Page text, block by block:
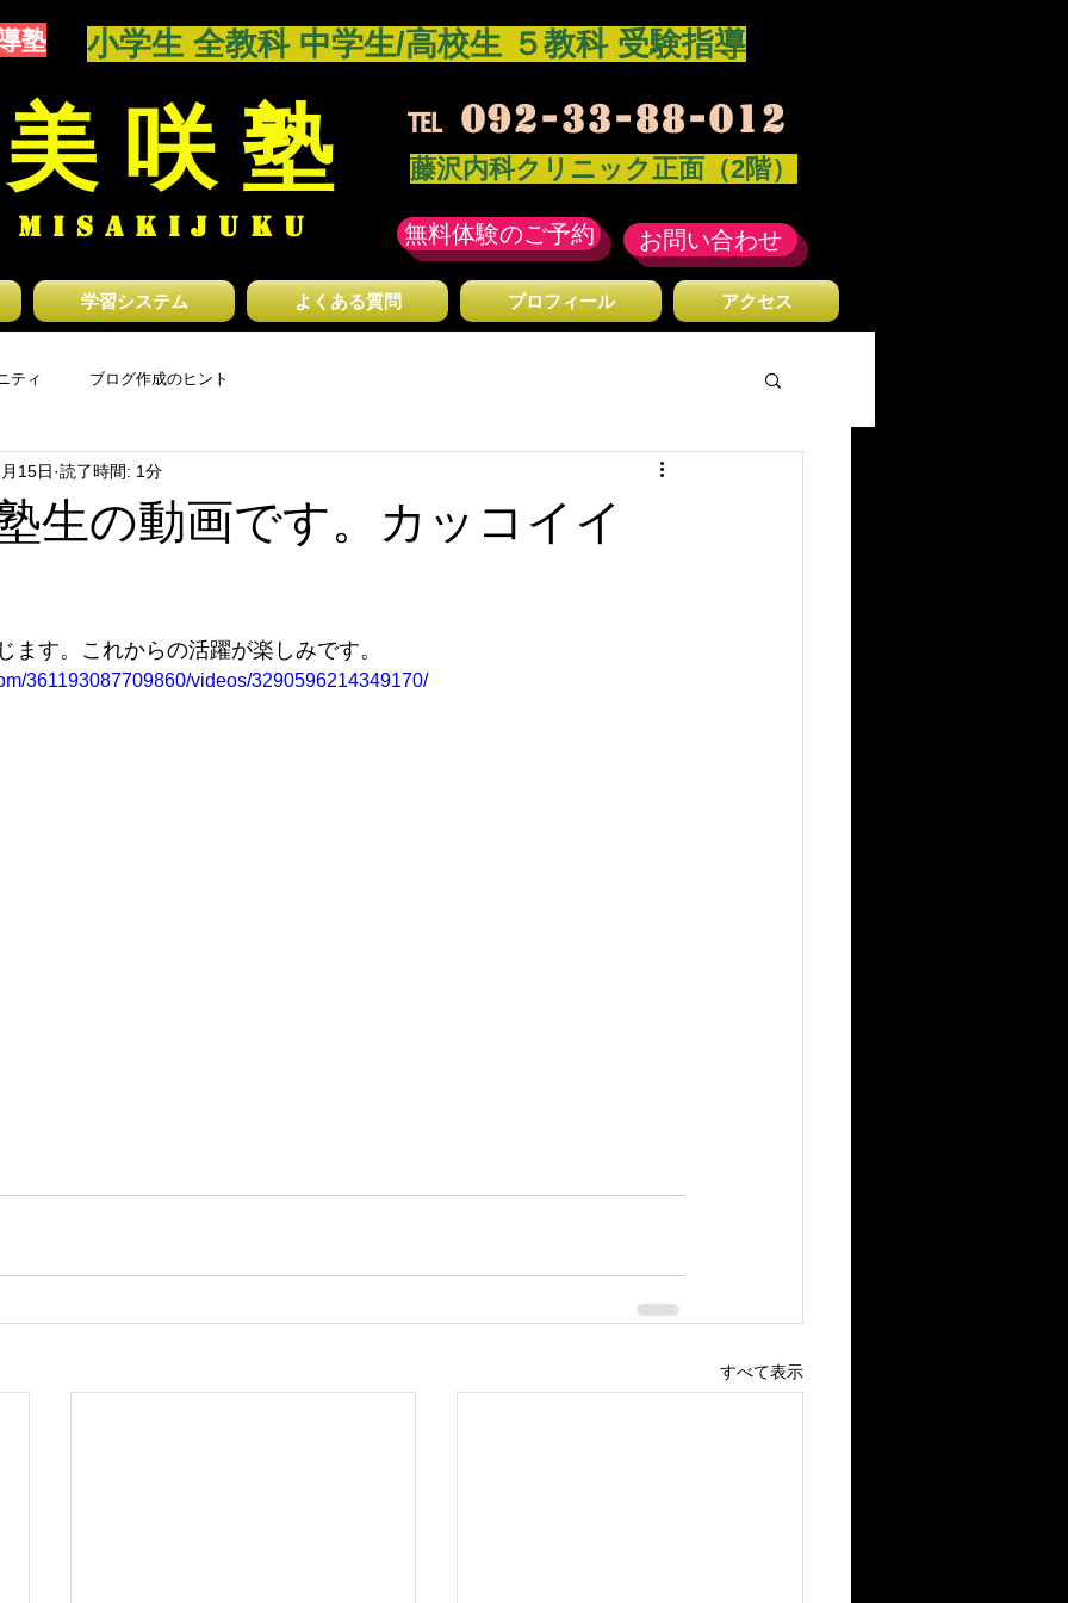
塾 ​小学生 全教科 中学生/高校生 ​５教科 受験指導
咲 塾 ℡ 092-33-88-012
藤沢内科クリニック正面（2階）
無料体験のご予約 お問い合わせ
学習システム よくある質問 プロフィール アクセス
ティ ブログ作成のヒント
生の動画です。カッコイイ
15日 読了時間: 1分
ます。これからの活躍が楽しみです。
361193087709860/videos/3290596214349170/
すべて表示